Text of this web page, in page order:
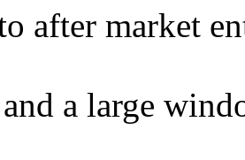
after market
a large